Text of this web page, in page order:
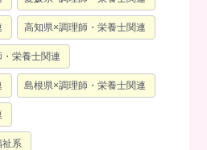
高知県×調理師・栄養士関連
栄養士関連
島根県×調理師・栄養士関連
系